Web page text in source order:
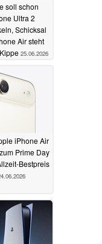
soll schon
Ultra 2
Schicksal
Air steht
25.06.2026
iPhone Air
Prime Day
Bestpreis